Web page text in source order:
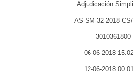
Adjudicación
AS-SM-32-2018-
3010361800
06-06-2018
12-06-2018